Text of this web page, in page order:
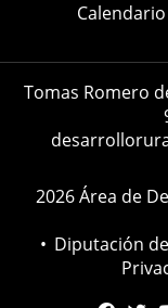
Calendario
Tomas Romero
2026 Área de
• Diputación